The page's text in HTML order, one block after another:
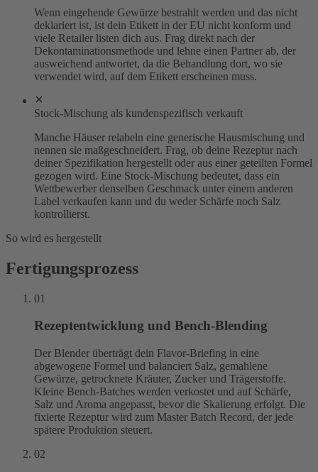
Wenn eingehende Gewürze bestrahlt werden und das nicht
deklariert ist, ist dein Etikett in der EU nicht konform und
viele Retailer listen dich aus. Frag direkt nach der
Dekontaminationsmethode und lehne einen Partner ab, der
ausweichend antwortet, da die Behandlung dort, wo sie
verwendet wird, auf dem Etikett erscheinen muss.
Stock-Mischung als kundenspezifisch verkauft
Manche Häuser relabeln eine generische Hausmischung und
nennen sie maßgeschneidert. Frag, ob deine Rezeptur nach
deiner Spezifikation hergestellt oder aus einer geteilten Formel
gezogen wird. Eine Stock-Mischung bedeutet, dass ein
Wettbewerber denselben Geschmack unter einem anderen
Label verkaufen kann und du weder Schärfe noch Salz
kontrollierst.
So wird es hergestellt
Fertigungsprozess
01
Rezeptentwicklung und Bench-Blending
Der Blender überträgt dein Flavor-Briefing in eine
abgewogene Formel und balanciert Salz, gemahlene
Gewürze, getrocknete Kräuter, Zucker und Trägerstoffe.
Kleine Bench-Batches werden verkostet und auf Schärfe,
Salz und Aroma angepasst, bevor die Skalierung erfolgt. Die
fixierte Rezeptur wird zum Master Batch Record, der jede
spätere Produktion steuert.
02